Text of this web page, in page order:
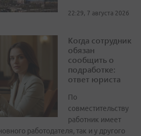
22:29, 7 августа 2026
Когда сотрудник
обязан
сообщить о
подработке:
ответ юриста
По
совместительству
работник имеет
работодателя, так и у другого